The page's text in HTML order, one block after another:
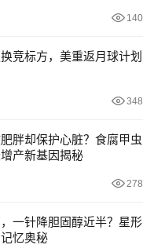
140
竞标方，美重返月球计划
348
胖却保护心脏？食腐甲虫
产新基因揭秘
278
一针降胆固醇近半？星形
忆奥秘